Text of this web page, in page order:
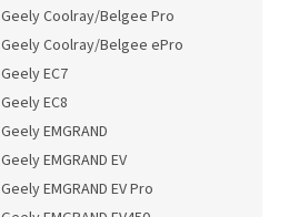
Geely Coolray/Belgee Pro
Geely Coolray/Belgee ePro
Geely EC7
Geely EC8
Geely EMGRAND
Geely EMGRAND EV
Geely EMGRAND EV Pro